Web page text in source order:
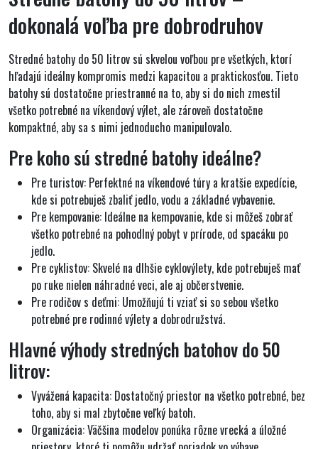
dokonalá voľba pre dobrodruhov
Stredné batohy do 50 litrov sú skvelou voľbou pre všetkých, ktorí
hľadajú ideálny kompromis medzi kapacitou a praktickosťou. Tieto
batohy sú dostatočne priestranné na to, aby si do nich zmestil
všetko potrebné na víkendový výlet, ale zároveň dostatočne
kompaktné, aby sa s nimi jednoducho manipulovalo.
Pre koho sú stredné batohy ideálne?
Pre turistov: Perfektné na víkendové túry a kratšie expedície,
kde si potrebuješ zbaliť jedlo, vodu a základné vybavenie.
Pre kempovanie: Ideálne na kempovanie, kde si môžeš zobrať
všetko potrebné na pohodlný pobyt v prírode, od spacáku po
jedlo.
Pre cyklistov: Skvelé na dlhšie cyklovýlety, kde potrebuješ mať
po ruke nielen náhradné veci, ale aj občerstvenie.
Pre rodičov s deťmi: Umožňujú ti vziať si so sebou všetko
potrebné pre rodinné výlety a dobrodružstvá.
Hlavné výhody stredných batohov do 50
litrov:
Vyvážená kapacita: Dostatočný priestor na všetko potrebné, bez
toho, aby si mal zbytočne veľký batoh.
Organizácia:Väčšina modelov ponúka rôzne vrecká a úložné